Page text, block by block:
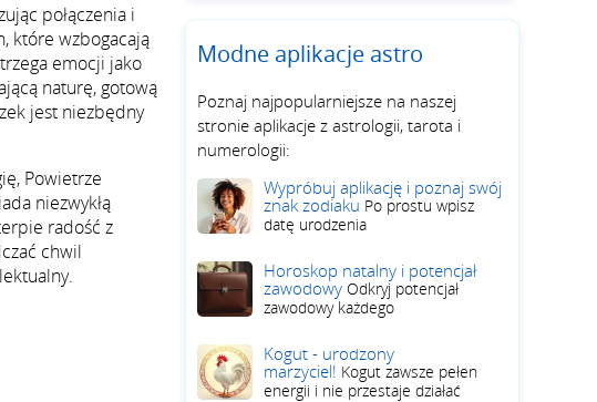
połączenia i
które wzbogacają
emocji jako
naturę, gotową
jest niezbędny
Powietrze
niezwykłą
radość z
chwil
Modne aplikacje astro
Poznaj najpopularniejsze na naszej
stronie aplikacje z astrologii, tarota i
numerologii:
Wypróbuj aplikację i poznaj swój
znak zodiaku Po prostu wpisz
datę urodzenia
Horoskop natalny i potencjał
zawodowy Odkryj potencjał
zawodowy każdego
Kogut - urodzony
marzyciel! Kogut zawsze pełen
energii i nie przestaje działać